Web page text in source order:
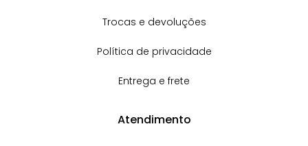
Trocas e devoluções
Política de privacidade
Entrega e frete
Atendimento